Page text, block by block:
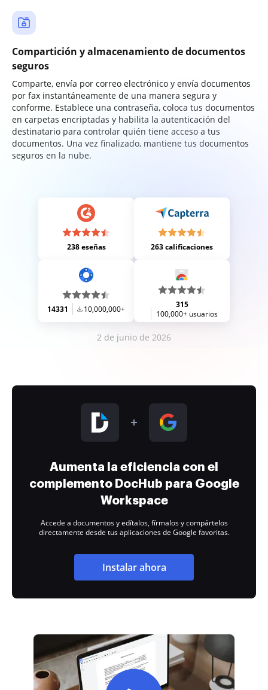
Compartición y almacenamiento de documentos
seguros
Comparte, envía por correo electrónico y envía documentos
por fax instantáneamente de una manera segura y
conforme. Establece una contraseña, coloca tus documentos
en carpetas encriptadas y habilita la autenticación del
destinatario para controlar quién tiene acceso a tus
documentos. Una vez finalizado, mantiene tus documentos
seguros en la nube.
238 eseñas 263 calificaciones
14331 10,000,000+
315
100,000+ usuarios
2 de junio de 2026
Aumenta la eficiencia con el
complemento DocHub para Google
Workspace
Accede a documentos y edítalos, fírmalos y compártelos
directamente desde tus aplicaciones de Google favoritas.
Instalar ahora